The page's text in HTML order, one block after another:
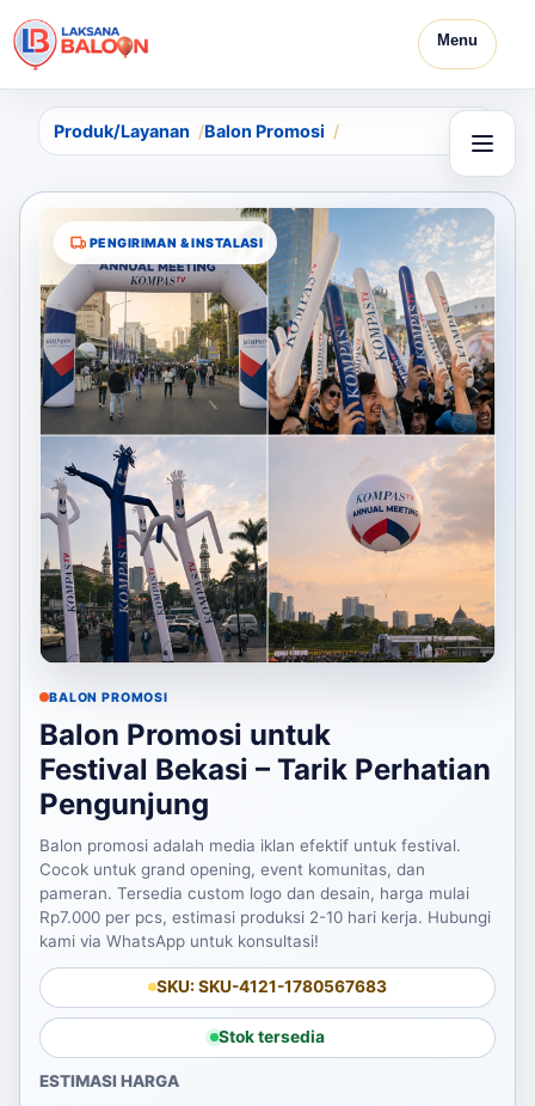
Menu
Produk/Layanan Balon Promosi
PENGIRIMAN & INSTALASI
BALON PROMOSI
Balon Promosi untuk
Festival Bekasi – Tarik Perhatian
Pengunjung
Balon promosi adalah media iklan efektif untuk festival.
Cocok untuk grand opening, event komunitas, dan
pameran. Tersedia custom logo dan desain, harga mulai
Rp7.000 per pcs, estimasi produksi 2-10 hari kerja. Hubungi
kami via WhatsApp untuk konsultasi!
SKU: SKU-4121-1780567683
Stok tersedia
ESTIMASI HARGA